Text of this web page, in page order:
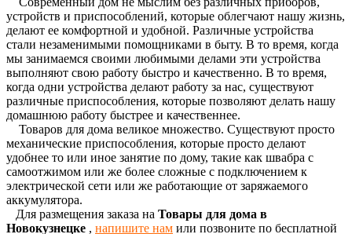
устройств и приспособлений, которые облегчают нашу жизнь,
делают ее комфортной и удобной. Различные устройства
стали незаменимыми помощниками в быту. В то время, когда
мы занимаемся своими любимыми делами эти устройства
выполняют свою работу быстро и качественно. В то время,
когда одни устройства делают работу за нас, существуют
различные приспособления, которые позволяют делать нашу
домашнюю работу быстрее и качественнее.
Товаров для дома великое множество. Существуют просто
механические приспособления, которые просто делают
удобнее то или иное занятие по дому, такие как швабра с
самоотжимом или же более сложные с подключением к
электрической сети или же работающие от заряжаемого
аккумулятора.
Для размещения заказа на Товары для дома в
Новокузнецке , напишите нам или позвоните по бесплатной